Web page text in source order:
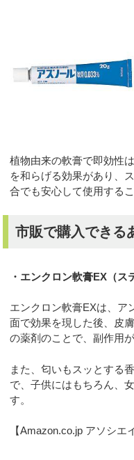
植物由来の軟膏で即効性
を和らげる効果があり、
合でも安心して使用する
市販で購入できる
・エンクロン軟膏EX（ス
エンクロン軟膏EXは、ア
面で効果を現した後、皮
の薬剤のことで、副作用
また、匂いもスッとする
で、子供にはもちろん、
す。
【Amazon.co.jp アソシエ